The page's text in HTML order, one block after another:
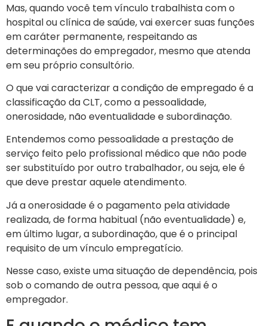
Mas, quando você tem vínculo trabalhista com o
hospital ou clínica de saúde, vai exercer suas funções
em caráter permanente, respeitando as
determinações do empregador, mesmo que atenda
em seu próprio consultório.
O que vai caracterizar a condição de empregado é a
classificação da CLT, como a pessoalidade,
onerosidade, não eventualidade e subordinação.
Entendemos como pessoalidade a prestação de
serviço feito pelo profissional médico que não pode
ser substituído por outro trabalhador, ou seja, ele é
que deve prestar aquele atendimento.
Já a onerosidade é o pagamento pela atividade
realizada, de forma habitual (não eventualidade) e,
em último lugar, a subordinação, que é o principal
requisito de um vínculo empregatício.
Nesse caso, existe uma situação de dependência, pois
sob o comando de outra pessoa, que aqui é o
empregador.